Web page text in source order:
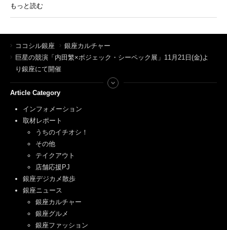
もっと読む
ココシル銀座
銀座カルチャー
巨星の競演「内田繁×ボジェック・シーペック展」11月21日(金)よ
り銀座にて開催
Article Category
インフォメーション
取材レポート
うちのイチオシ！
その他
テイクアウト
店舗応援PJ
銀座デジカメ散歩
銀座ニュース
銀座カルチャー
銀座グルメ
銀座ファッション